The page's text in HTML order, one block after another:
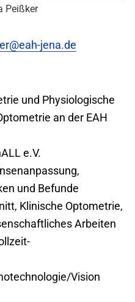
Peißker
jena.de
und Physiologische
an der EAH
e.V.
und Befunde
Klinische Optometrie,
Arbeiten
Vision